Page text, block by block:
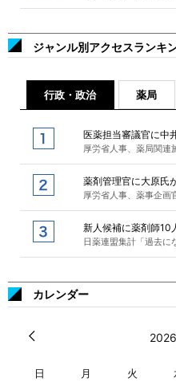
ジャンル別アクセスランキ
行政・政治 薬局
医薬担当審議官に中
厚労省人事、薬局関連
薬剤管理官に大原氏
厚労省人事、薬事企画
新人候補に薬剤師10
日薬連盟集計「過去に
カレンダー
日 月 火